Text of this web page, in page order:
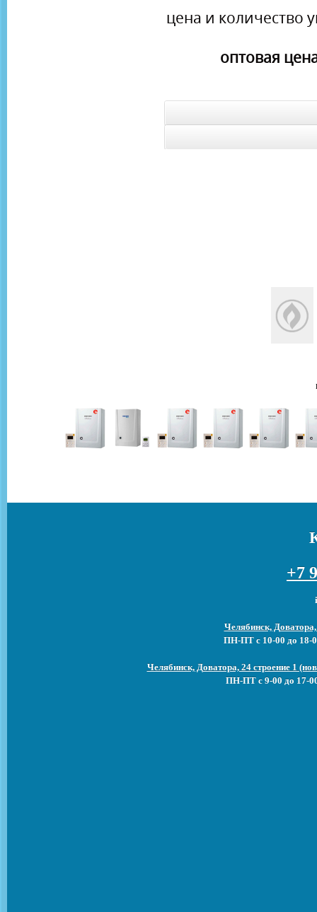
цена и количество
оптовая
+7
Челябинск,
ПН-ПТ с 10-00 до 18-
Челябинск, Доватора, 24 строение 1
ПН-ПТ с 9-00 до 17-